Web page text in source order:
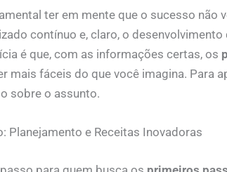
ter em mente que o sucesso não
contínuo e, claro, o
é que, com as informações certas, os
mais fáceis do que você imagina. Para
sobre o assunto.
Planejamento e Receitas Inovadoras